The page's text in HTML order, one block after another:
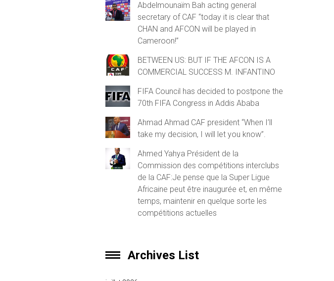
Abdelmounaïm Bah acting general
secretary of CAF “today it is clear that
CHAN and AFCON will be played in
Cameroon!”
BETWEEN US: BUT IF THE AFCON IS A
COMMERCIAL SUCCESS M. INFANTINO
FIFA Council has decided to postpone the
70th FIFA Congress in Addis Ababa
Ahmad Ahmad CAF president “When I’ll
take my decision, I will let you know”.
Ahmed Yahya Président de la
Commission des compétitions interclubs
de la CAF:Je pense que la Super Ligue
Africaine peut être inaugurée et, en même
temps, maintenir en quelque sorte les
compétitions actuelles
Archives List